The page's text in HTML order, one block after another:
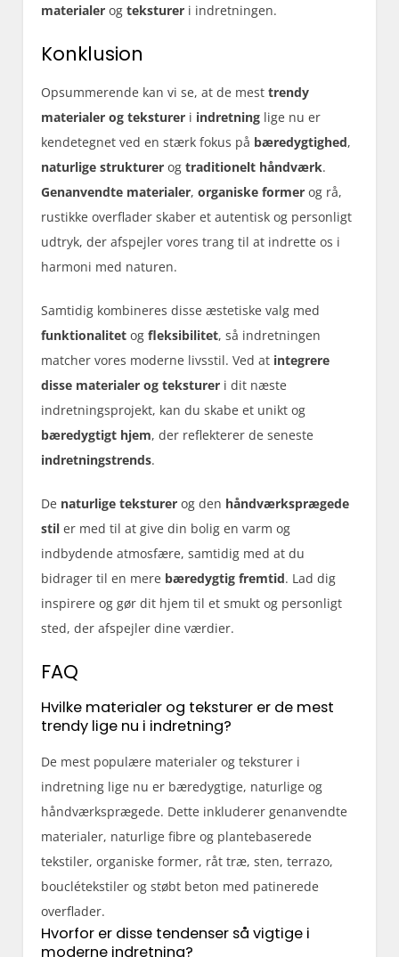
materialer ogteksturer i indretningen.
Konklusion
Opsummerende kan vi se, at de mesttrendy
materialer og teksturer i indretning lige nu er
kendetegnet ved en stærk fokus på bæredygtighed,
naturlige strukturer ogtraditionelt håndværk.
Genanvendte materialer,organiske former og rå,
rustikke overflader skaber et autentisk og personligt
udtryk, der afspejler vores trang til at indrette os i
harmoni med naturen.
Samtidig kombineres disse æstetiske valg med
funktionalitet ogfleksibilitet, så indretningen
matcher vores moderne livsstil. Ved at integrere
disse materialer og teksturer i dit næste
indretningsprojekt, kan du skabe et unikt og
bæredygtigt hjem, der reflekterer de seneste
indretningstrends.
De naturlige teksturer og den håndværksprægede
stil er med til at give din bolig en varm og
indbydende atmosfære, samtidig med at du
bidrager til en mere bæredygtig fremtid. Lad dig
inspirere og gør dit hjem til et smukt og personligt
sted, der afspejler dine værdier.
FAQ
Hvilke materialer og teksturer er de mest
trendy lige nu i indretning?
De mest populære materialer og teksturer i
indretning lige nu er bæredygtige, naturlige og
håndværksprægede. Dette inkluderer genanvendte
materialer, naturlige fibre og plantebaserede
tekstiler, organiske former, råt træ, sten, terrazo,
bouclétekstiler og støbt beton med patinerede
overflader.
Hvorfor er disse tendenser så vigtige i
moderne indretning?